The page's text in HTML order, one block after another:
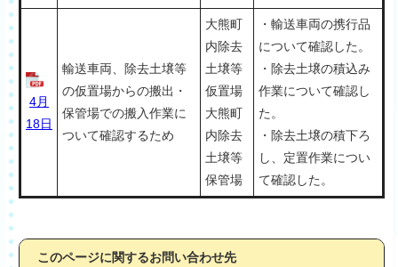
4月
18日
輸送車両、除去土壌等
の仮置場からの搬出・
保管場での搬入作業に
ついて確認するため
大熊町
内除去
土壌等
仮置場
大熊町
内除去
土壌等
保管場
・輸送車両の携行品
について確認した。
・除去土壌の積込み
作業について確認し
た。
・除去土壌の積下ろ
し、定置作業につい
て確認した。
このページに関するお問い合わせ先